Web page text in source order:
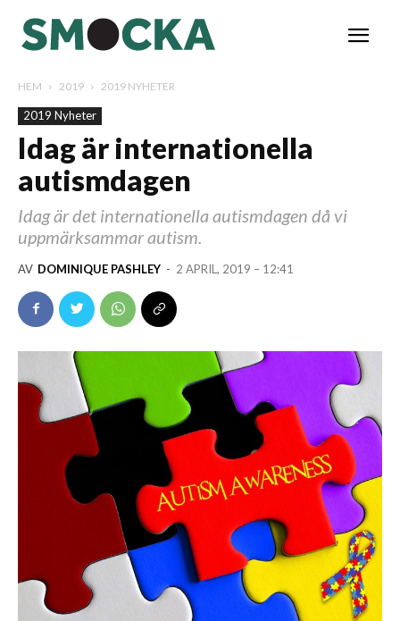
HEM 2019 2019 NYHETER
2019 Nyheter
Idag är internationella
autismdagen
Idag är det internationella autismdagen då vi
uppmärksammar autism.
AV DOMINIQUE PASHLEY - 2 APRIL, 2019 – 12:41